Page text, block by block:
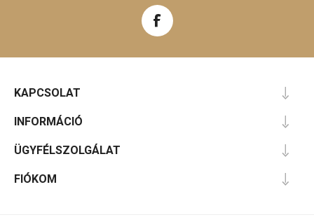
KAPCSOLAT
INFORMÁCIÓ
ÜGYFÉLSZOLGÁLAT
FIÓKOM